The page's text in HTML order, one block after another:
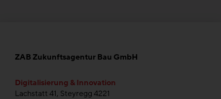
ZAB Zukunftsagentur Bau GmbH
Digitalisierung & Innovation
Lachstatt 41, Steyregg 4221